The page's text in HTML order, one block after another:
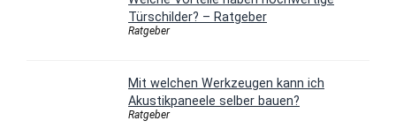
Türschilder? – Ratgeber
Ratgeber
Mit welchen Werkzeugen kann ich
Akustikpaneele selber bauen?
Ratgeber